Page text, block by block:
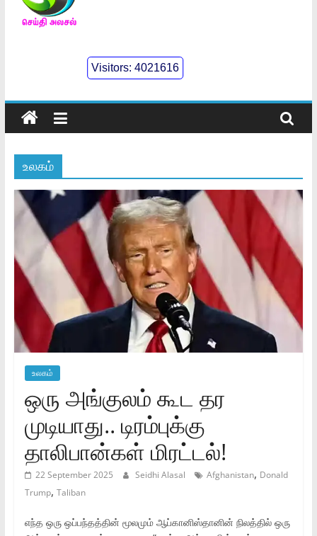
செய்திஅலசல்
Seidhialasal
Tamil
Online
NewsPaper
Visitors:4021616
உலகம்
உலகம்
ஒரு அங்குலம் கூட தர
முடியாது.. டிரம்புக்கு
தாலிபான்கள் மிரட்டல்!
22 September 2025 Seidhi Alasal Afghanistan, Donald
Trump, Taliban
எந்த ஒரு ஒப்பந்தத்தின் மூலமும் ஆப்கானிஸ்தானின் நிலத்தில் ஒரு